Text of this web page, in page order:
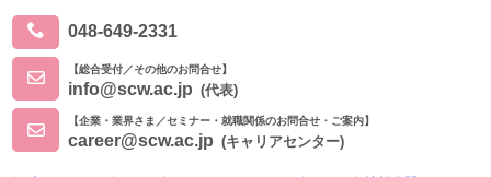
048-649-2331
【総合受付／その他のお問合せ】
info@scw.ac.jp (代表)
【企業・業界さま／セミナー・就職関係のお問合せ・ご案内】
career@scw.ac.jp (キャリアセンター)